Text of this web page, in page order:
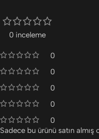
0 inceleme
0
0
0
0
0
Sadece bu ürünü satın